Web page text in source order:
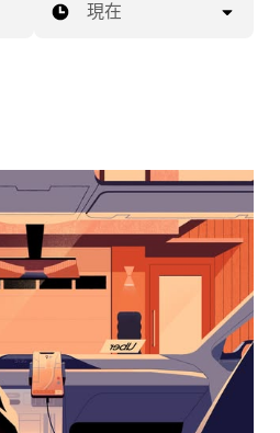
現在